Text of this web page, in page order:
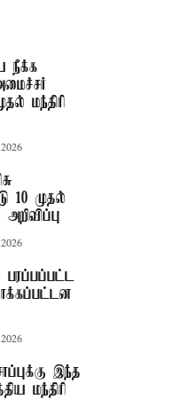
நீக்க
மந்திரி
10 முதல்
பரப்பப்பட்ட
இந்த
மந்திரி